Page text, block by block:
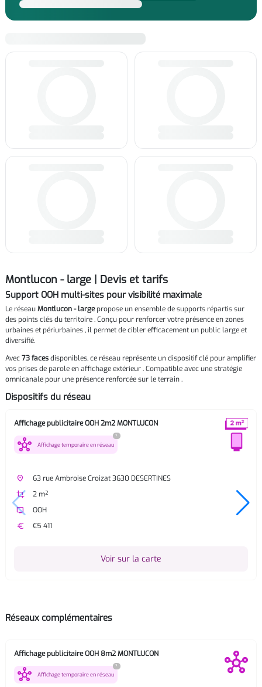
Montlucon - large | Devis et tarifs
Support OOH multi-sites pour visibilité maximale
Le réseauMontlucon - largepropose un ensemble de supports répartis sur
des points clés du territoire . Conçu pour renforcer votre présence en zones
urbaines et périurbaines , il permet de cibler efficacement un public large et
diversifié.
Avec73 facesdisponibles, ce réseau représente un dispositif clé pour amplifier
vos prises de parole en affichage extérieur . Compatible avec une stratégie
omnicanale pour une présence renforcée sur le terrain .
Dispositifs du réseau
Affichage publicitaire OOH 2m2 MONTLUCON
hub Affichage temporaire en réseau
?
place
63 rue Ambroise Croizat 3630 DESERTINES
crop
2 m²
tv
OOH
euro
€5 411
Voir sur la carte
Réseaux complémentaires
Affichage publicitaire OOH 8m2 MONTLUCON
hub Affichage temporaire en réseau
?